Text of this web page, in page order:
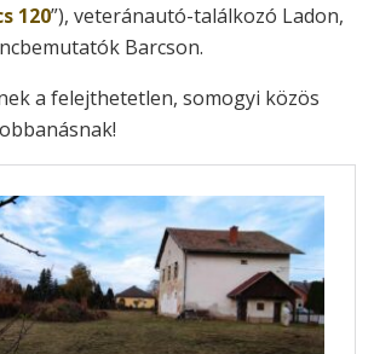
120”), veteránautó-találkozó Ladon,
Barcson.
a felejthetetlen, somogyi közös